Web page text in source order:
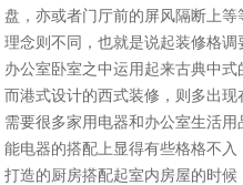
盘，亦或者门厅前的屏风隔断上
理念则不同，也就是说起装修格
办公室卧室之中运用起来古典中式的
而港式设计的西式装修，则多出现
需要很多家用电器和办公室生活用
能电器的搭配上显得有些格格不入
打造的厨房搭配起室内房屋的时候